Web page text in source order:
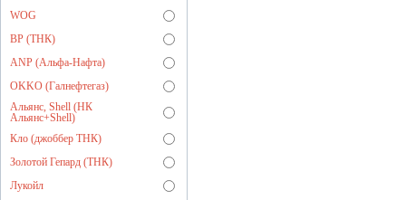
WOG
BP (ТНК)
ANP (Альфа-Нафта)
OKKO (Галнефтегаз)
Альянс, Shell (НК
Альянс+Shell)
Кло (джоббер ТНК)
Золотой Гепард (ТНК)
Лукойл